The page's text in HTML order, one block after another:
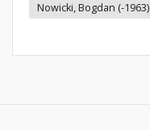
Nowicki, Bogdan (-1963)